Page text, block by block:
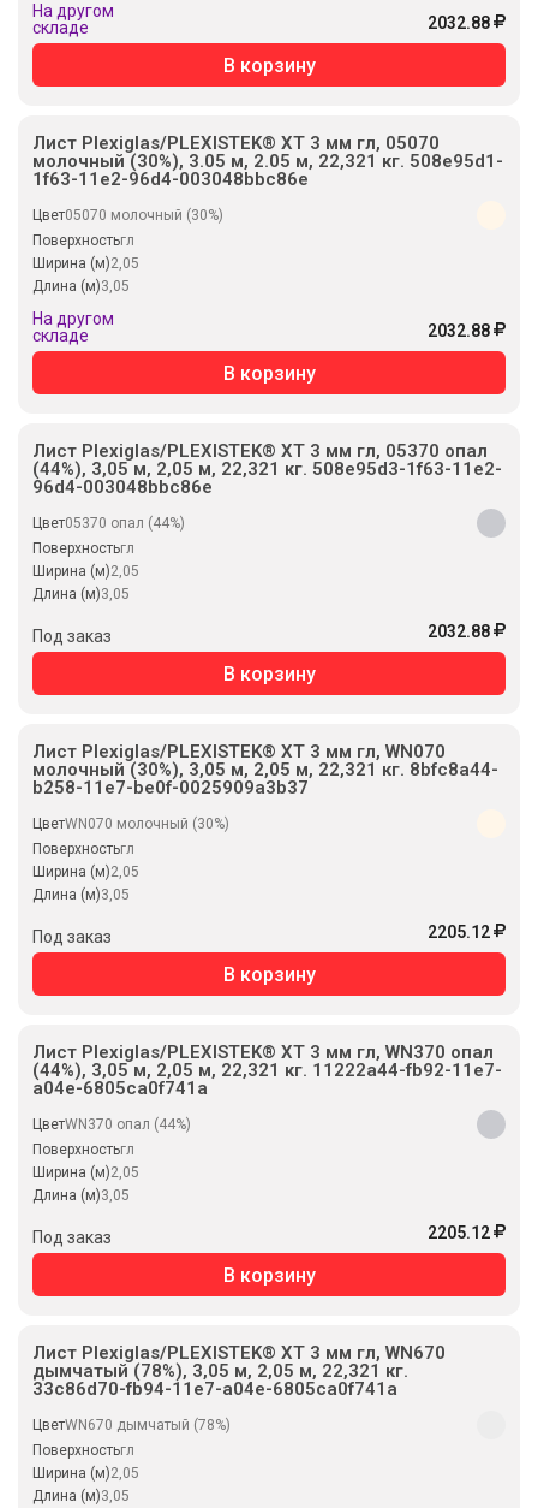
На другом
складе
2032.88
В корзину
Лист Plexiglas/PLEXISTEK® XT 3 мм гл, 05070
молочный (30%), 3.05 м, 2.05 м, 22,321 кг. 508e95d1-
1f63-11e2-96d4-003048bbc86e
Цвет05070 молочный (30%)
Поверхностьгл
Ширина (м)2,05
Длина (м)3,05
На другом
складе
2032.88
В корзину
Лист Plexiglas/PLEXISTEK® XT 3 мм гл, 05370 опал
(44%), 3,05 м, 2,05 м, 22,321 кг. 508e95d3-1f63-11e2-
96d4-003048bbc86e
Цвет05370 опал (44%)
Поверхностьгл
Ширина (м)2,05
Длина (м)3,05
Под заказ 2032.88
В корзину
Лист Plexiglas/PLEXISTEK® XT 3 мм гл, WN070
молочный (30%), 3,05 м, 2,05 м, 22,321 кг. 8bfc8a44-
b258-11e7-be0f-0025909a3b37
ЦветWN070 молочный (30%)
Поверхностьгл
Ширина (м)2,05
Длина (м)3,05
Под заказ 2205.12
В корзину
Лист Plexiglas/PLEXISTEK® XT 3 мм гл, WN370 опал
(44%), 3,05 м, 2,05 м, 22,321 кг. 11222a44-fb92-11e7-
a04e-6805ca0f741a
ЦветWN370 опал (44%)
Поверхностьгл
Ширина (м)2,05
Длина (м)3,05
Под заказ 2205.12
В корзину
Лист Plexiglas/PLEXISTEK® XT 3 мм гл, WN670
дымчатый (78%), 3,05 м, 2,05 м, 22,321 кг.
33c86d70-fb94-11e7-a04e-6805ca0f741a
ЦветWN670 дымчатый (78%)
Поверхностьгл
Ширина (м)2,05
Длина (м)3,05